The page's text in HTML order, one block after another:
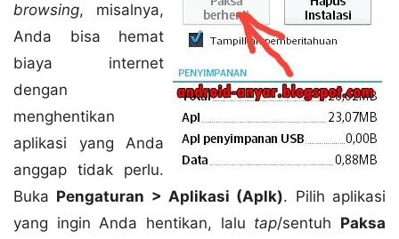
browsing, misalnya,
Anda bisa hemat
biaya internet
dengan
menghentikan
aplikasi yang Anda
anggap tidak perlu.
Buka Pengaturan > Aplikasi (Aplk). Pilih aplikasi
yang ingin Anda hentikan, lalu tap/sentuh Paksa